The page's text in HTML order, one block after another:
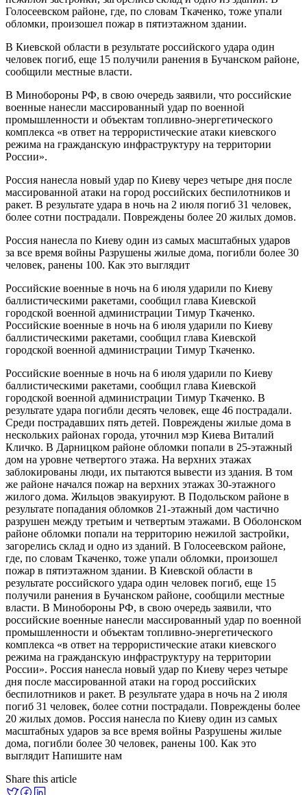
Голосеевском районе, где, по словам Ткаченко, тоже упали
обломки, произошел пожар в пятиэтажном здании.
В Киевской области в результате российского удара один
человек погиб, еще 15 получили ранения в Бучанском районе,
сообщили местные власти.
В Минобороны РФ, в свою очередь заявили, что российские
военные нанесли массированный удар по военной
промышленности и объектам топливно-энергетического
комплекса «в ответ на террористические атаки киевского
режима на гражданскую инфраструктуру на территории
России».
Россия нанесла новый удар по Киеву через четыре дня после
массированной атаки на город российских беспилотников и
ракет. В результате удара в ночь на 2 июля погиб 31 человек,
более сотни пострадали. Повреждены более 20 жилых домов.
Россия нанесла по Киеву один из самых масштабных ударов
за все время войны Разрушены жилые дома, погибли более 30
человек, ранены 100. Как это выглядит
Российские военные в ночь на 6 июля ударили по Киеву
баллистическими ракетами, сообщил глава Киевской
городской военной администрации Тимур Ткаченко.
Российские военные в ночь на 6 июля ударили по Киеву
баллистическими ракетами, сообщил глава Киевской
городской военной администрации Тимур Ткаченко.
Российские военные в ночь на 6 июля ударили по Киеву
баллистическими ракетами, сообщил глава Киевской
городской военной администрации Тимур Ткаченко. В
результате удара погибли десять человек, еще 46 пострадали.
Среди пострадавших пять детей. Повреждены жилые дома в
нескольких районах города, уточнил мэр Киева Виталий
Кличко. В Дарницком районе обломки попали в 25-этажный
дом на уровне четвертого этажа. На верхних этажах
заблокированы люди, их пытаются вывести из здания. В том
же районе начался пожар на верхних этажах 30-этажного
жилого дома. Жильцов эвакуируют. В Подольском районе в
результате попадания обломков 21-этажный дом частично
разрушен между третьим и четвертым этажами. В Оболонском
районе обломки попали на территорию нежилой застройки,
загорелись склад и одно из зданий. В Голосеевском районе,
где, по словам Ткаченко, тоже упали обломки, произошел
пожар в пятиэтажном здании. В Киевской области в
результате российского удара один человек погиб, еще 15
получили ранения в Бучанском районе, сообщили местные
власти. В Минобороны РФ, в свою очередь заявили, что
российские военные нанесли массированный удар по военной
промышленности и объектам топливно-энергетического
комплекса «в ответ на террористические атаки киевского
режима на гражданскую инфраструктуру на территории
России». Россия нанесла новый удар по Киеву через четыре
дня после массированной атаки на город российских
беспилотников и ракет. В результате удара в ночь на 2 июля
погиб 31 человек, более сотни пострадали. Повреждены более
20 жилых домов. Россия нанесла по Киеву один из самых
масштабных ударов за все время войны Разрушены жилые
дома, погибли более 30 человек, ранены 100. Как это
выглядит Напишите нам
Share this article